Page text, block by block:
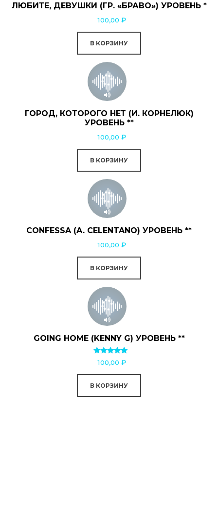
ЛЮБИТЕ, ДЕВУШКИ (ГР. «БРАВО») УРОВЕНЬ *
100,00 ₽
В КОРЗИНУ
ГОРОД, КОТОРОГО НЕТ (И. КОРНЕЛЮК)
УРОВЕНЬ **
100,00 ₽
В КОРЗИНУ
CONFESSA (A. CELENTANO) УРОВЕНЬ **
100,00 ₽
В КОРЗИНУ
GOING HOME (KENNY G) УРОВЕНЬ **
Оценка
5.00
100,00 ₽
В КОРЗИНУ